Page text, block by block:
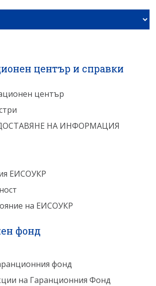
център и справки
център
НА ИНФОРМАЦИЯ
ЕИСОУКР
на ЕИСОУКР
фонд
фонд
на Гаранционния Фонд